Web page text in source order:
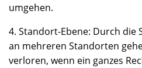
umgehen.
4. Standort-Ebene: Durch die
an mehreren Standorten
verloren, wenn ein ganzes